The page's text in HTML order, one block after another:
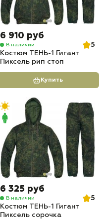
6 910 руб
В наличии
5
Костюм ТЕНЬ-1 Гигант
Пиксель рип стоп
Купить
6 325 руб
В наличии
5
Костюм ТЕНЬ-1 Гигант
Пиксель сорочка